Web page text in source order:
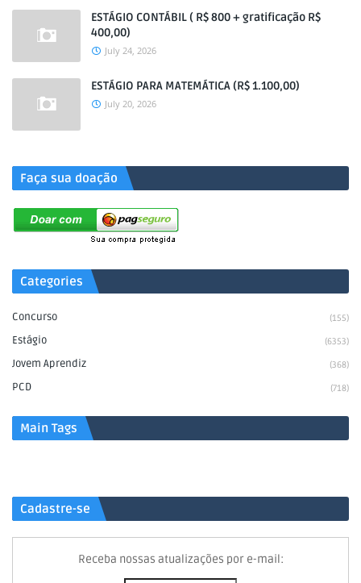
ESTÁGIO CONTÁBIL ( R$ 800 + gratificação R$
400,00)
July 24, 2026
ESTÁGIO PARA MATEMÁTICA (R$ 1.100,00)
July 20, 2026
Faça sua doação
Categories
Concurso (155)
Estágio (6353)
Jovem Aprendiz (368)
PCD (718)
Main Tags
Cadastre-se
Receba nossas atualizações por e-mail: